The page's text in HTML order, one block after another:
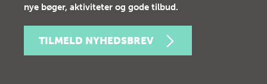
nye bøger, aktiviteter og gode tilbud.
TILMELD NYHEDSBREV